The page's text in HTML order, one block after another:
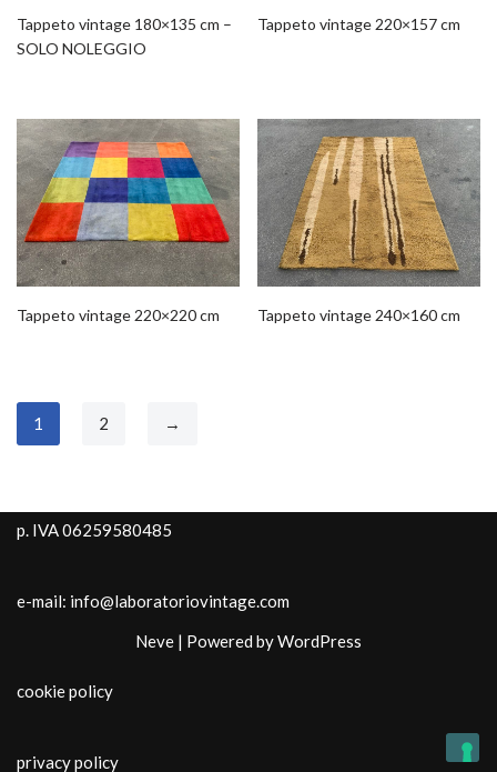
Tappeto vintage 180×135 cm –
SOLO NOLEGGIO
Tappeto vintage 220×157 cm
Tappeto vintage 220×220 cm Tappeto vintage 240×160 cm
1 2 →
p. IVA 06259580485
e-mail: info@laboratoriovintage.com
Neve | Powered byWordPress
cookie policy
privacy policy